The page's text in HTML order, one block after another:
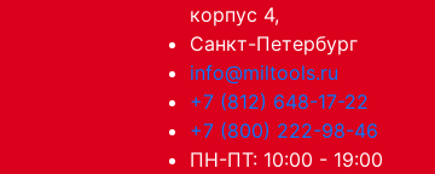
корпус 4,
Санкт-Петербург
info@miltools.ru
+7 (812) 648-17-22
+7 (800) 222-98-46
ПН-ПТ: 10:00 - 19:00